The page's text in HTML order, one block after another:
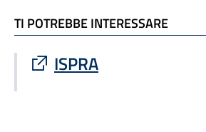
TI POTREBBE INTERESSARE
TI POTREBBE INTERESSARE
ISPRA